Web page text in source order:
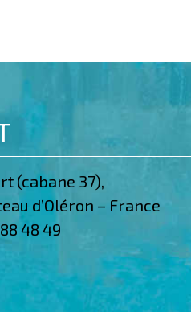
(cabane 37),
d’Oléron – France
48 49